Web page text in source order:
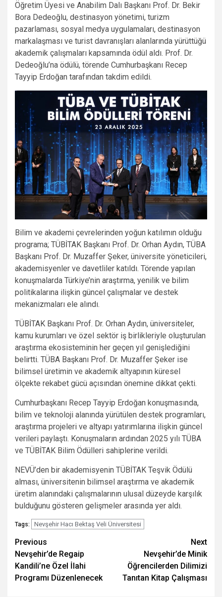
Öğretim Üyesi ve Anabilim Dalı Başkanı Prof. Dr. Bekir
Bora Dedeoğlu, destinasyon yönetimi, turizm
pazarlaması, sosyal medya uygulamaları, destinasyon
markalaşması ve turist davranışları alanlarında yürüttüğü
akademik çalışmaları kapsamında ödül aldı. Prof. Dr.
Dedeoğlu’na ödülü, törende Cumhurbaşkanı Recep
Tayyip Erdoğan tarafından takdim edildi.
Bilim ve akademi çevrelerinden yoğun katılımın olduğu
programa; TÜBİTAK Başkanı Prof. Dr. Orhan Aydın, TÜBA
Başkanı Prof. Dr. Muzaffer Şeker, üniversite yöneticileri,
akademisyenler ve davetliler katıldı. Törende yapılan
konuşmalarda Türkiye’nin araştırma, yenilik ve bilim
politikalarına ilişkin güncel çalışmalar ve destek
mekanizmaları ele alındı.
TÜBİTAK Başkanı Prof. Dr. Orhan Aydın, üniversiteler,
kamu kurumları ve özel sektör iş birlikleriyle oluşturulan
araştırma ekosisteminin her geçen yıl genişlediğini
belirtti. TÜBA Başkanı Prof. Dr. Muzaffer Şeker ise
bilimsel üretimin ve akademik altyapının küresel
ölçekte rekabet gücü açısından önemine dikkat çekti.
Cumhurbaşkanı Recep Tayyip Erdoğan konuşmasında,
bilim ve teknoloji alanında yürütülen destek programları,
araştırma projeleri ve altyapı yatırımlarına ilişkin güncel
verileri paylaştı. Konuşmaların ardından 2025 yılı TÜBA
ve TÜBİTAK Bilim Ödülleri sahiplerine verildi.
NEVÜ’den bir akademisyenin TÜBİTAK Teşvik Ödülü
alması, üniversitenin bilimsel araştırma ve akademik
üretim alanındaki çalışmalarının ulusal düzeyde karşılık
bulduğunu gösteren gelişmeler arasında yer aldı.
Tags: Nevşehir Hacı Bektaş Veli Üniversitesi
Post
navigation
Previous
Nevşehir’de Regaip
Kandili’ne Özel İlahi
Programı Düzenlenecek
Next
Nevşehir’de Minik
Öğrencilerden Dilimizi
Tanıtan Kitap Çalışması